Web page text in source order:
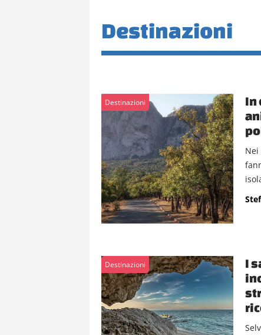
Destinazioni
Destinazioni
In
Destinazioni
I